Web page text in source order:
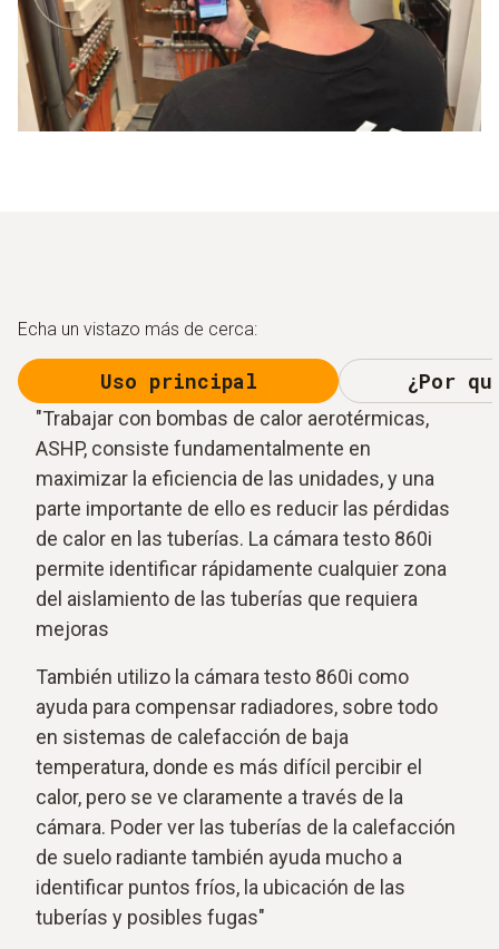
Echa un vistazo más de cerca:
Uso principal ¿Por
"Trabajar con bombas de calor aerotérmicas,
ASHP, consiste fundamentalmente en
maximizar la eficiencia de las unidades, y una
parte importante de ello es reducir las pérdidas
de calor en las tuberías. La cámara testo 860i
permite identificar rápidamente cualquier zona
del aislamiento de las tuberías que requiera
mejoras
También utilizo la cámara testo 860i como
ayuda para compensar radiadores, sobre todo
en sistemas de calefacción de baja
temperatura, donde es más difícil percibir el
calor, pero se ve claramente a través de la
cámara. Poder ver las tuberías de la calefacción
de suelo radiante también ayuda mucho a
identificar puntos fríos, la ubicación de las
tuberías y posibles fugas"